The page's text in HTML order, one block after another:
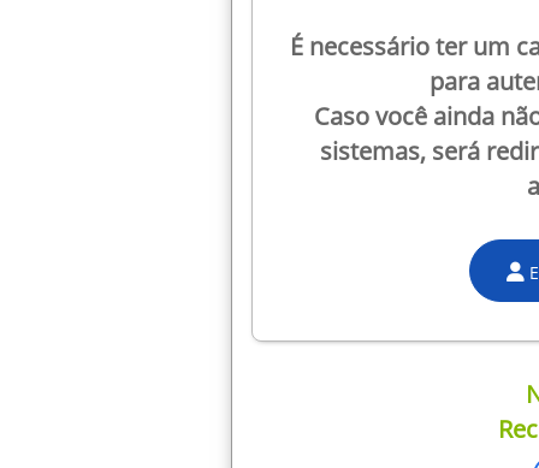
É necessário ter um
para
Caso você ainda
sistemas, será